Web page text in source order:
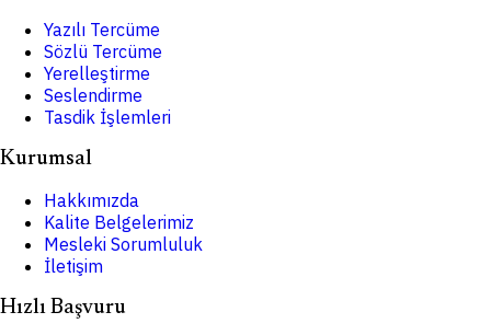
Yazılı Tercüme
Sözlü Tercüme
Yerelleştirme
Seslendirme
Tasdik İşlemleri
Kurumsal
Hakkımızda
Kalite Belgelerimiz
Mesleki Sorumluluk
İletişim
Hızlı Başvuru